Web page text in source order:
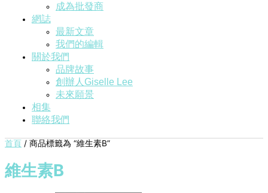
成為批發商
網誌
最新文章
我們的編輯
關於我們
品牌故事
創辦人Giselle Lee
未來願景
相集
聯絡我們
首頁 / 商品標籤為 “維生素B”
維生素B